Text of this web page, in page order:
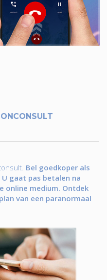
Bel goedkoper als
gaat pas betalen na
online medium. Ontdek
van een paranormaal